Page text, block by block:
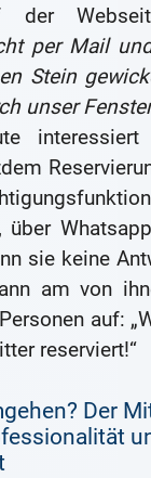
der
per Mail
Stein
unser
über
sie keine
am von
auf:
reserviert!“
Der